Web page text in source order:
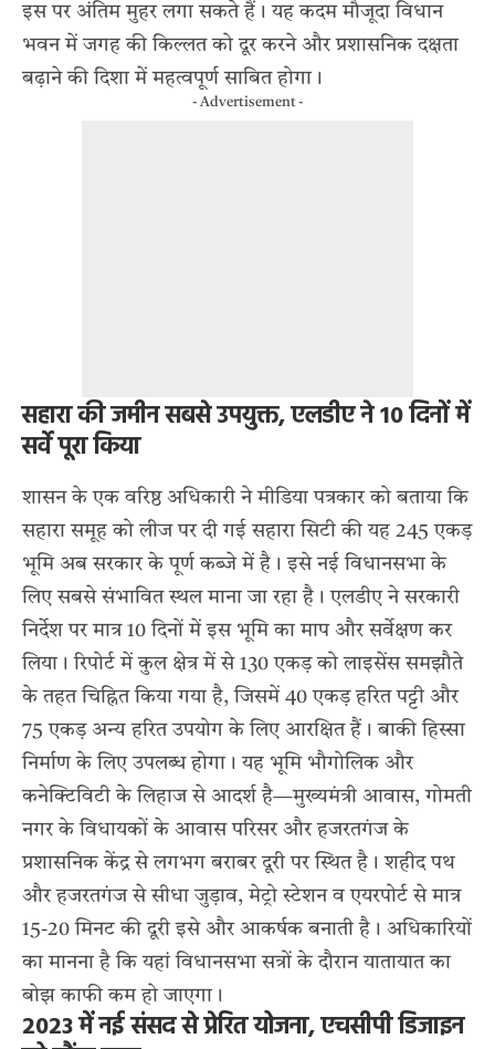
इस पर अंतिम मुहर लगा सकते हैं। यह कदम मौजूदा विधान
भवन में जगह की किल्लत को दूर करने और प्रशासनिक दक्षता
बढ़ाने की दिशा में महत्वपूर्ण साबित होगा।
- Advertisement -
सहारा की जमीन सबसे उपयुक्त, एलडीए ने 10 दिनों में
सर्वे पूरा किया
शासन के एक वरिष्ठ अधिकारी ने मीडिया पत्रकार को बताया कि
सहारा समूह को लीज पर दी गई सहारा सिटी की यह 245 एकड़
भूमि अब सरकार के पूर्ण कब्जे में है। इसे नई विधानसभा के
लिए सबसे संभावित स्थल माना जा रहा है। एलडीए ने सरकारी
निर्देश पर मात्र 10 दिनों में इस भूमि का माप और सर्वेक्षण कर
लिया। रिपोर्ट में कुल क्षेत्र में से 130 एकड़ को लाइसेंस समझौते
के तहत चिह्नित किया गया है, जिसमें 40 एकड़ हरित पट्टी और
75 एकड़ अन्य हरित उपयोग के लिए आरक्षित हैं। बाकी हिस्सा
निर्माण के लिए उपलब्ध होगा। यह भूमि भौगोलिक और
कनेक्टिविटी के लिहाज से आदर्श है—मुख्यमंत्री आवास, गोमती
नगर के विधायकों के आवास परिसर और हजरतगंज के
प्रशासनिक केंद्र से लगभग बराबर दूरी पर स्थित है। शहीद पथ
और हजरतगंज से सीधा जुड़ाव, मेट्रो स्टेशन व एयरपोर्ट से मात्र
15-20 मिनट की दूरी इसे और आकर्षक बनाती है। अधिकारियों
का मानना है कि यहां विधानसभा सत्रों के दौरान यातायात का
बोझ काफी कम हो जाएगा।
2023 में नई संसद से प्रेरित योजना, एचसीपी डिजाइन